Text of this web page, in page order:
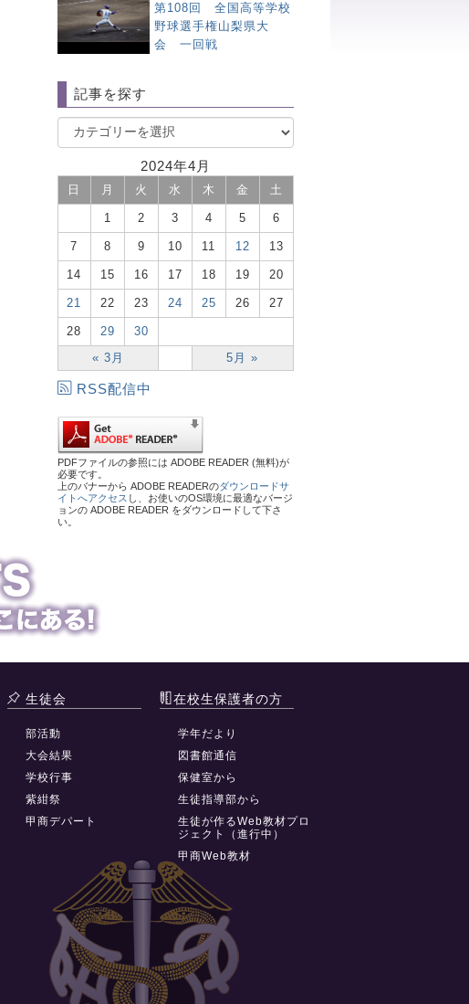
第108回 全国高等学校
野球選手権山梨県大
会 一回戦
記事を探す
2024年4月
日 月 火 水 木 金 土
« 3月 5月 »
1 2 3 4 5 6
7 8 9 10 11 12 13
14 15 16 17 18 19 20
21 22 23 24 25 26 27
28 29 30
RSS配信中
PDFファイルの参照には ADOBE READER (無料)が
必要です。
上のバナーから ADOBE READERのダウンロードサ
イトへアクセス し、お使いのOS環境に最適なバージ
ョンの ADOBE READER をダウンロードして下さ
い。
生徒会
部活動
大会結果
学校行事
紫紺祭
甲商デパート
在校生保護者の方
学年だより
図書館通信
保健室から
生徒指導部から
生徒が作るWeb教材プロ
ジェクト（進行中）
甲商Web教材